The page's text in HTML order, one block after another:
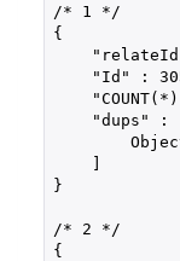
/* 1 */
{
"Id" :
"dups" :
    ]
}
/* 2 */
{